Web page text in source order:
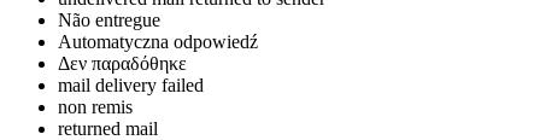
Não entregue
Automatyczna odpowiedź
Δεν παραδόθηκε
mail delivery failed
non remis
returned mail